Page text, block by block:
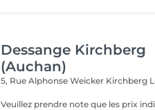
Dessange Kirchberg
(Auchan)
5, Rue Alphonse Weicker Kirchberg
Veuillez prendre note que les prix